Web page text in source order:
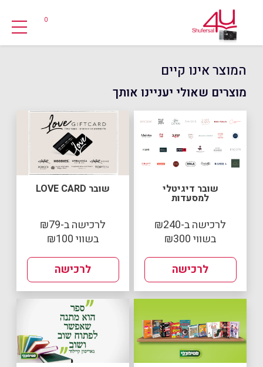
0
המוצר אינו קיים
מוצרים שאולי יעניינו אותך
שובר דיגיטלי
למסעדות
לרכישה ב-₪240
בשווי ₪300
לרכישה
שובר LOVE CARD
לרכישה ב-₪79
בשווי ₪100
לרכישה